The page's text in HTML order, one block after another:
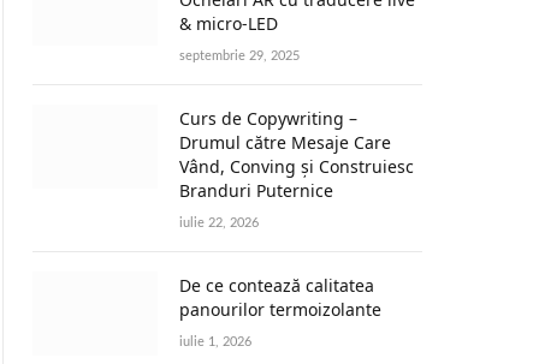
& micro-LED
septembrie 29, 2025
Curs de Copywriting –
Drumul către Mesaje Care
Vând, Conving și Construiesc
Branduri Puternice
iulie 22, 2026
De ce contează calitatea
panourilor termoizolante
iulie 1, 2026